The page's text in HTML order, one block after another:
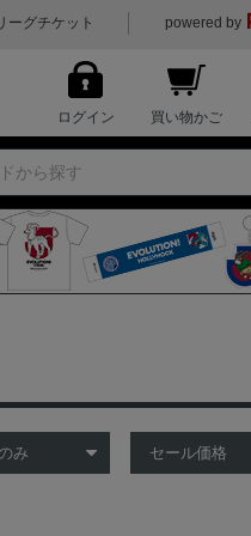
ーグチケット powered by
ログイン 買い物かご